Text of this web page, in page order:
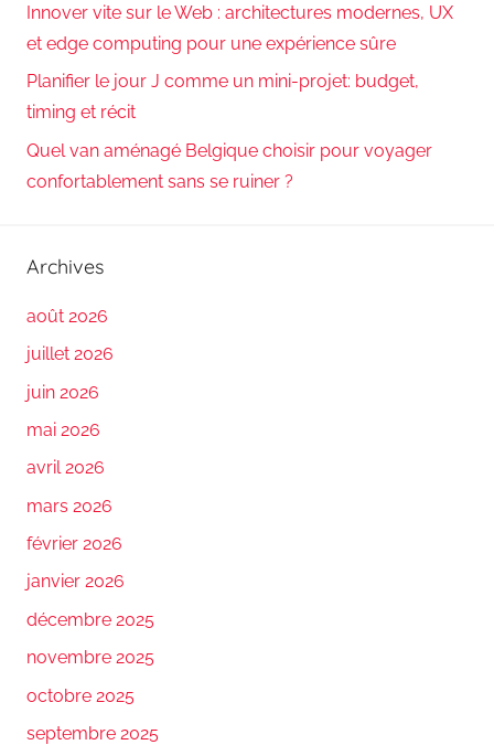
Innover vite sur le Web : architectures modernes, UX
et edge computing pour une expérience sûre
Planifier le jour J comme un mini-projet: budget,
timing et récit
Quel van aménagé Belgique choisir pour voyager
confortablement sans se ruiner ?
Archives
août 2026
juillet 2026
juin 2026
mai 2026
avril 2026
mars 2026
février 2026
janvier 2026
décembre 2025
novembre 2025
octobre 2025
septembre 2025